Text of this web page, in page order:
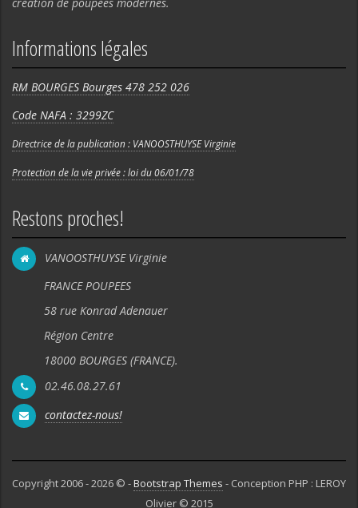
Informations légales
RM BOURGES Bourges 478 252 026
Code NAFA : 3299ZC
Directrice de la publication : VANOOSTHUYSE Virginie
Protection de la vie privée : loi du 06/01/78
Restons proches!
VANOOSTHUYSE Virginie
FRANCE POUPEES
58 rue Konrad Adenauer
Région Centre
18000 BOURGES (FRANCE).
02.46.08.27.61
contactez-nous!
Copyright 2006 - 2026 © -Bootstrap Themes - Conception PHP : LEROY
Olivier © 2015